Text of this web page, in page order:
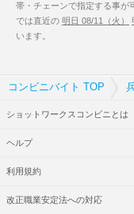
帯・チェーンで指定する事が
では直近の 明日 08/11（火）
います。
コンビニバイト TOP
ショットワークスコンビニとは
ヘルプ
利用規約
改正職業安定法への対応